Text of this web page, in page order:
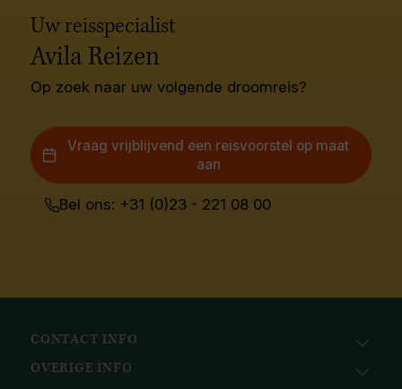
Uw reisspecialist
Avila Reizen
Op zoek naar uw volgende droomreis?
Vraag vrijblijvend een reisvoorstel op maat
aan
Bel ons: +31 (0)23 - 221 08 00
CONTACT INFO
Avila Reizen
OVERIGE INFO